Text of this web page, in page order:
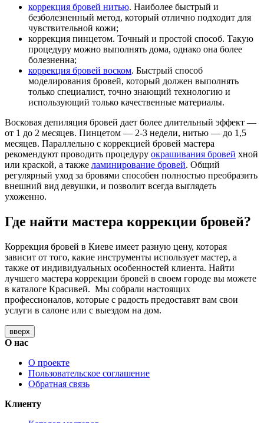
коррекция бровей нитью. Наиболее быстрый и
безболезненный метод, который отлично подходит для
чувствительной кожи;
коррекция пинцетом. Точный и простой способ. Такую
процедуру можно выполнять дома, однако она более
болезненна;
коррекция бровей воском. Быстрый способ
моделирования бровей, который должен выполнять
только специалист, точно знающий технологию и
использующий только качественные материалы.
Восковая депиляция бровей дает более длительный эффект —
от 1 до 2 месяцев. Пинцетом — 2-3 недели, нитью — до 1,5
месяцев. Параллельно с коррекцией бровей мастера
рекомендуют проводить процедуру окрашивания бровей хной
или краской, а также ламинирование бровей. Общий
регулярный уход за бровями способен полностью преобразить
внешний вид девушки, и позволит всегда выглядеть
ухоженно.
Где найти мастера коррекции бровей?
Коррекция бровей в Киеве имеет разную цену, которая
зависит от того, какие инструменты использует мастер, а
также от индивидуальных особенностей клиента. Найти
лучшего мастера коррекции бровей в своем городе вы можете
в каталоге Красивей. Мы собрали настоящих
профессионалов, которые с радость предоставят вам свои
услуги в салоне или с выездом на дом.
вверх
О нас
О проекте
Пользовательское соглашение
Обратная связь
Клиенту